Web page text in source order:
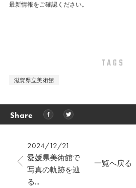
最新情報をご確認ください。
TAGS
滋賀県立美術館
Share
2024/12/21
愛媛県美術館で
写真の軌跡を辿
る...
一覧へ戻る